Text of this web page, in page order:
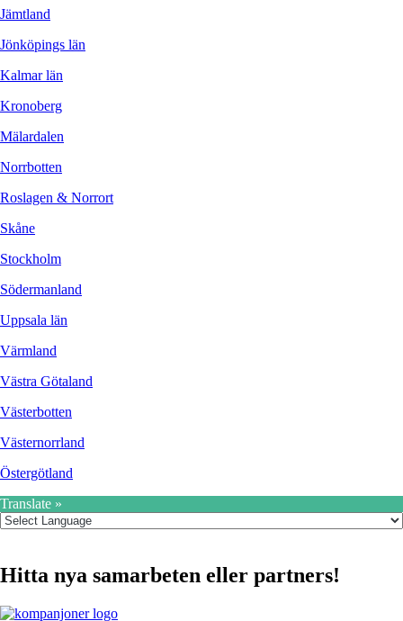
Jämtland
Jönköpings län
Kalmar län
Kronoberg
Mälardalen
Norrbotten
Roslagen & Norrort
Skåne
Stockholm
Södermanland
Uppsala län
Värmland
Västra Götaland
Västerbotten
Västernorrland
Östergötland
Translate »
Hitta nya samarbeten eller partners!